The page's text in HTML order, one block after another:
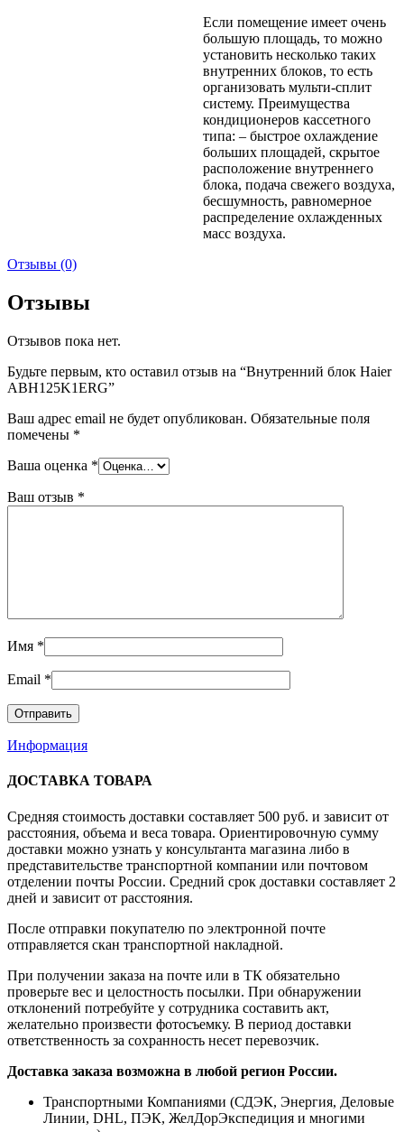
Если помещение имеет очень
большую площадь, то можно
установить несколько таких
внутренних блоков, то есть
организовать мульти-сплит
систему. Преимущества
кондиционеров кассетного
типа: – быстрое охлаждение
больших площадей, скрытое
расположение внутреннего
блока, подача свежего воздуха,
бесшумность, равномерное
распределение охлажденных
масс воздуха.
Отзывы (0)
Отзывы
Отзывов пока нет.
Будьте первым, кто оставил отзыв на “Внутренний блок Haier
ABH125K1ERG”
Ваш адрес email не будет опубликован. Обязательные поля
помечены *
Ваша оценка *
Ваш отзыв *
Имя *
Email *
Информация
ДОСТАВКА ТОВАРА
Средняя стоимость доставки составляет 500 руб. и зависит от
расстояния, объема и веса товара. Ориентировочную сумму
доставки можно узнать у консультанта магазина либо в
представительстве транспортной компании или почтовом
отделении почты России. Средний срок доставки составляет 2
дней и зависит от расстояния.
После отправки покупателю по электронной почте
отправляется скан транспортной накладной.
При получении заказа на почте или в ТК обязательно
проверьте вес и целостность посылки. При обнаружении
отклонений потребуйте у сотрудника составить акт,
желательно произвести фотосъемку. В период доставки
ответственность за сохранность несет перевозчик.
Доставка заказа возможна в любой регион России.
Транспортными Компаниями (СДЭК, Энергия, Деловые
Линии, DHL, ПЭК, ЖелДорЭкспедиция и многими